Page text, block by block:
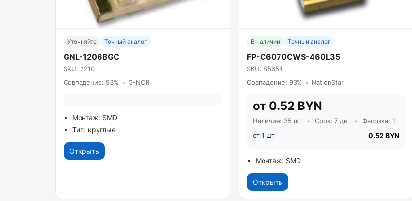
Уточняйте Точный аналог
GNL-1206BGC
SKU: 2210
Совпадение: 93% • G-NOR
Монтаж: SMD
Тип: круглые
Открыть
В наличии Точный аналог
FP-C6070CWS-460L35
SKU: 85654
Совпадение: 93% • NationStar
от 0.52 BYN
Наличие: 35 шт • Срок: 7 дн. •
Фасовка: 1
от 1 шт
0.52 BYN
Монтаж: SMD
Открыть